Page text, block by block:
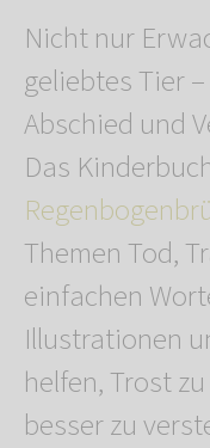
Nicht nur
geliebtes Tier
Abschied und
Das
Themen Tod,
einfachen
Illustrationen
helfen, Trost
besser zu